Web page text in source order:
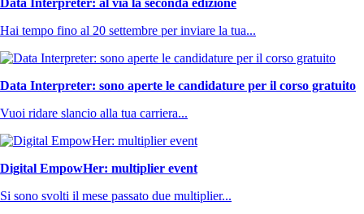
Hai tempo fino al 20 settembre per inviare la tua...
Data Interpreter: sono aperte le candidature per il corso gratuito
Vuoi ridare slancio alla tua carriera...
Digital EmpowHer: multiplier event
Si sono svolti il mese passato due multiplier...